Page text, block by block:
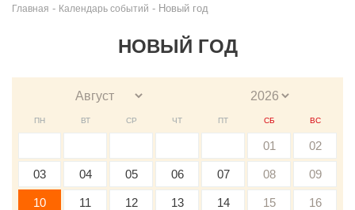
Главная - Календарь событий - Новый год
НОВЫЙ ГОД
ПН ВТ СР ЧТ ПТ СБ ВС
01 02
03 04 05 06 07 08 09
10 11 12 13 14 15 16